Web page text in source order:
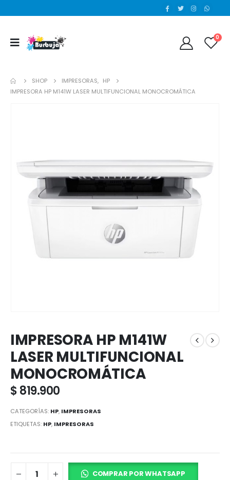
0
SHOP IMPRESORAS, HP
IMPRESORA HP M141W LASER MULTIFUNCIONAL MONOCROMÁTICA
IMPRESORA HP M141W
LASER MULTIFUNCIONAL
MONOCROMÁTICA
$819.900
CATEGORÍAS: HP, IMPRESORAS
ETIQUETAS: HP, IMPRESORAS
COMPRAR POR WHATSAPP